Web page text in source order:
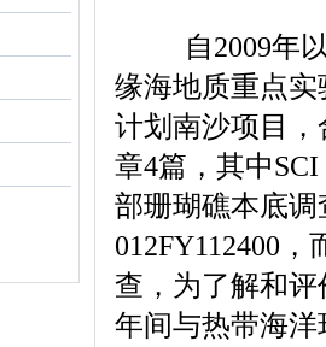
自2009年
缘海地质重点
计划南沙项目
章4篇，其中
部珊瑚礁本底调
012FY112400
查，为了解和评
年间与热带海